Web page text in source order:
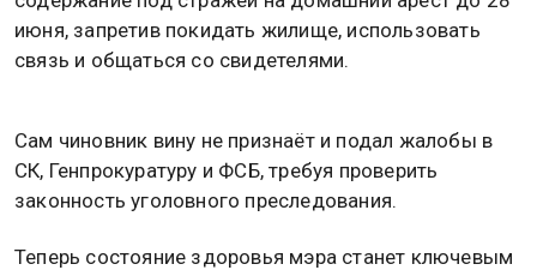
июня, запретив покидать жилище, использовать
связь и общаться со свидетелями.
Сам чиновник вину не признаёт и подал жалобы в
СК, Генпрокуратуру и ФСБ, требуя проверить
законность уголовного преследования.
Теперь состояние здоровья мэра станет ключевым